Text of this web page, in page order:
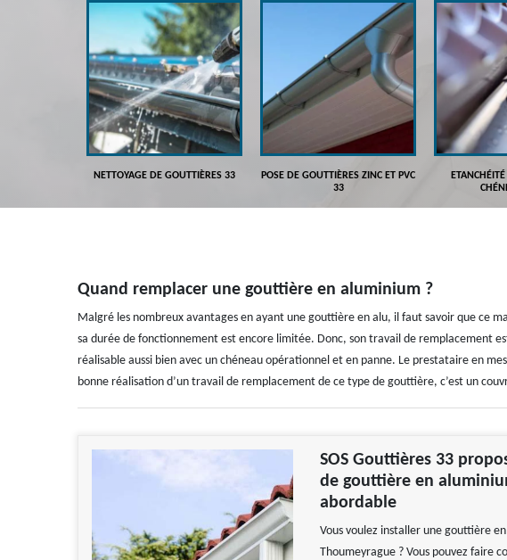
NETTOYAGE DE GOUTTIÈRES 33
POSE DE GOUTTIÈRES ZINC ET PVC
33
Quand remplacer une gouttière en aluminium ?
Malgré les nombreux avantages en ayant une gouttière en alu, il faut savoir que ce
sa durée de fonctionnement est encore limitée. Donc, son travail de remplacement
réalisable aussi bien avec un chéneau opérationnel et en panne. Le prestataire en
bonne réalisation d’un travail de remplacement de ce type de gouttière, c’est un
SOS Gouttières 33
de gouttière en
abordable
Vous voulez installer une gouttière
Thoumeyrague ? Vous pouvez faire